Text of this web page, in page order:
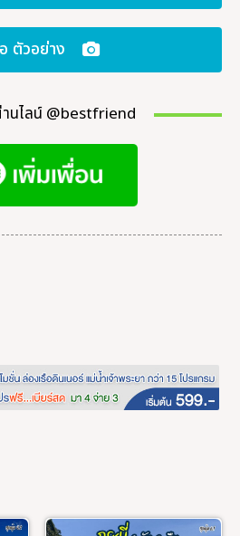
ตัวอย่าง
นไลน์ @bestfriend